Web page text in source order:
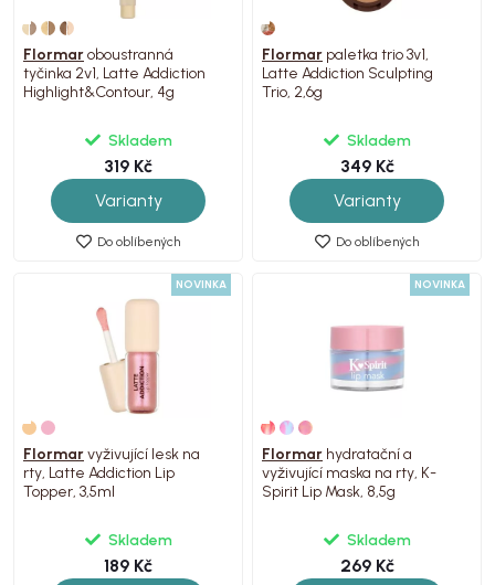
Flormaroboustranná
tyčinka 2v1, Latte Addiction
Highlight&Contour, 4g
Skladem
319 Kč
Varianty
Do oblíbených
Flormar paletka trio 3v1,
Latte Addiction Sculpting
Trio, 2,6g
Skladem
349 Kč
Varianty
Do oblíbených
NOVINKA
Flormarvyživující lesk na
rty, Latte Addiction Lip
Topper, 3,5ml
Skladem
189 Kč
NOVINKA
Flormar hydratační a
vyživující maska na rty, K-
Spirit Lip Mask, 8,5g
Skladem
269 Kč